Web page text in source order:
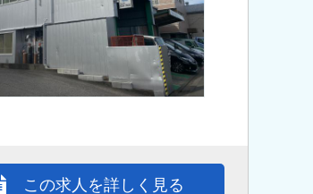
この求人を詳しく見る